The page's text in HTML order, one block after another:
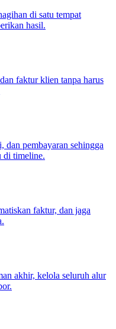
di satu tempat
hasil.
faktur klien tanpa harus
dan pembayaran sehingga
di timeline.
faktur, dan jaga
akhir, kelola seluruh alur